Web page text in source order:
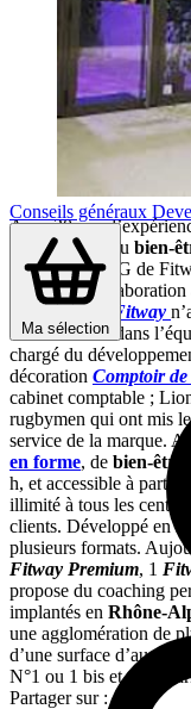
Conseils généraux
Ma sélection
Avec 20 ans
esthétiqu e, du bien-
et toujours PDG de
forme,en collaboration
groupe. Mais
Fitway
avec l’arrivée dans
chargé du
décoration Comptoir
cabinet comptable ;
rugbymen qui ont mis
service de la marque.
en forme, de bien-être
h, et accessible à partir
illimité à tous les
clients. Développé en
plusieurs formats.
Fitway Premium, 1
propose du coaching
implantés en Rhône-
une agglomération de
d’une surface d’au
N°1 ou 1 bis et d’un
Partager sur :